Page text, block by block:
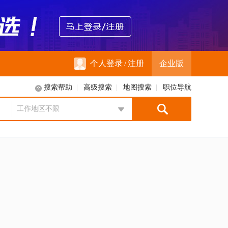
个人登录/注册 企业版
搜索帮助 高级搜索 地图搜索 职位导航
工作地区不限